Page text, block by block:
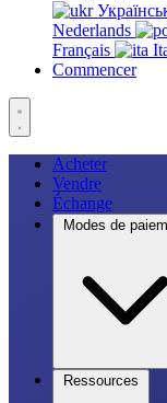
Nederlands
Français
Commencer
Acheter
Vendre
Échange
Modes de
Ressources